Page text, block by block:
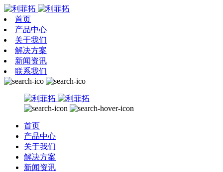
首页
产品中心
关于我们
解决方案
新闻资讯
联系我们
首页
产品中心
关于我们
解决方案
新闻资讯